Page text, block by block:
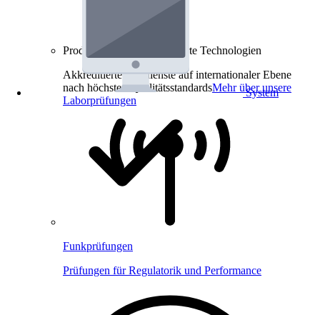
System
Produkt-Prüfungen für smarte Technologien
Akkreditierte Prüfdienste auf internationaler Ebene
nach höchsten QualitätsstandardsMehr über unsere
Laborprüfungen
Funkprüfungen
Prüfungen für Regulatorik und Performance